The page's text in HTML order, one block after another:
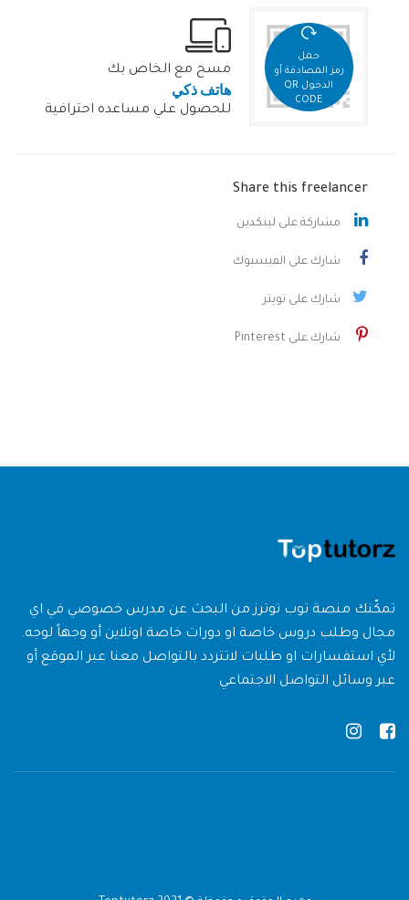
حمل
رمز المصادقة أو
الدخول QR
CODE
مسح مع الخاص بك
هاتف ذكي
للحصول علي مساعده احترافية
Share this freelancer
مشاركة على لينكدين
شارك على الفيسبوك
شارك على تويتر
شارك على Pinterest
تمكّنك منصة توب توترز من البحث عن مدرس خصوصي في اي
مجال وطلب دروس خاصة او دورات خاصة اونلاين أو وجهاً لوجه.
لأي استفسارات او طلبات لاتتردد بالتواصل معنا عبر الموقع أو
عبر وسائل التواصل الاجتماعي